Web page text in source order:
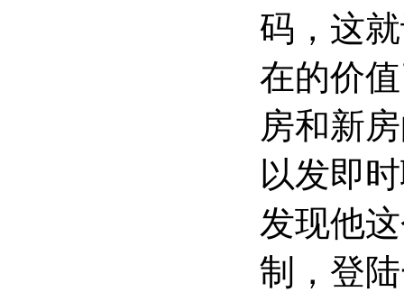
码，这
在的价
房和新
以发即
发现他
制，登